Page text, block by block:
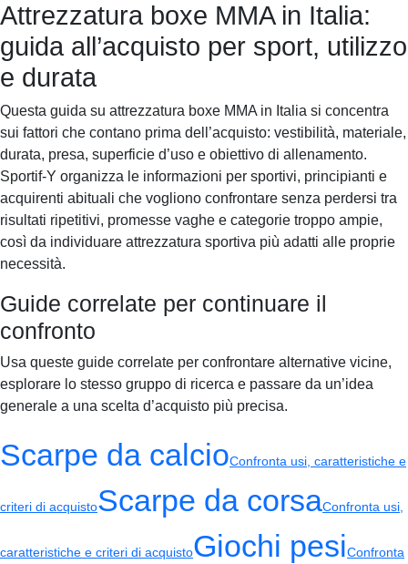
Sportif-Y
running
Allenamento Orologi sportivi Recupero
Attrezzatura boxe MMA in Italia:
guida all’acquisto per sport, utilizzo
e durata
Questa guida su attrezzatura boxe MMA in Italia si concentra
sui fattori che contano prima dell’acquisto: vestibilità, materiale,
durata, presa, superficie d’uso e obiettivo di allenamento.
Sportif-Y organizza le informazioni per sportivi, principianti e
acquirenti abituali che vogliono confrontare senza perdersi tra
risultati ripetitivi, promesse vaghe e categorie troppo ampie,
così da individuare attrezzatura sportiva più adatti alle proprie
necessità.
Guide correlate per continuare il
confronto
Usa queste guide correlate per confrontare alternative vicine,
esplorare lo stesso gruppo di ricerca e passare da un’idea
generale a una scelta d’acquisto più precisa.
Scarpe da calcioConfronta usi, caratteristiche e
criteri di acquistoScarpe da corsaConfronta usi,
caratteristiche e criteri di acquistoGiochi pesiConfronta